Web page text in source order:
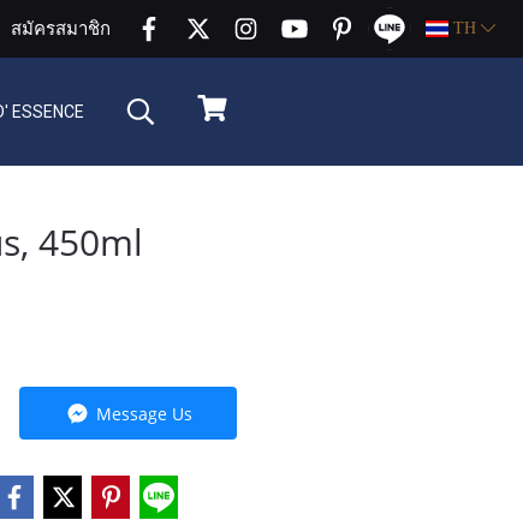
สมัครสมาชิก TH
ESSENCE
450ml
Message Us